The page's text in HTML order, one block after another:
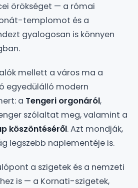
örökséget — a római
templomot és a
gyalogosan is könnyen
mellett a város ma a
egyedülálló modern
a Tengeri orgonáról,
szólaltat meg, valamint a
köszöntéséről. Azt mondják,
legszebb naplementéje is.
a szigetek és a nemzeti
is — a Kornati-szigetek,